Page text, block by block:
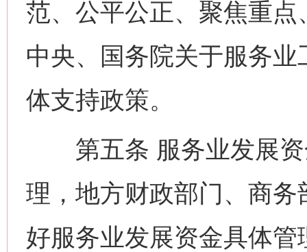
范、公平公正、聚焦重
中央、国务院关于服务
体支持政策。
第五条 服务业发展资
理，地方财政部门、商
好服务业发展资金具体